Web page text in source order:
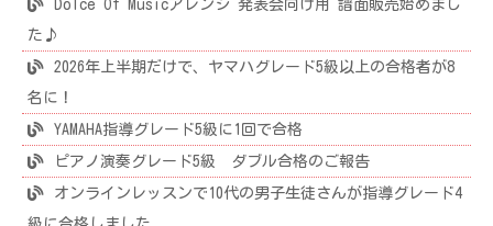
Dolce Of Musicアレンジ 発表会向け用 譜面販売始めまし
た♪
2026年上半期だけで、ヤマハグレード5級以上の合格者が8
名に！
YAMAHA指導グレード5級に1回で合格
ピアノ演奏グレード5級 ダブル合格のご報告
オンラインレッスンで10代の男子生徒さんが指導グレード4